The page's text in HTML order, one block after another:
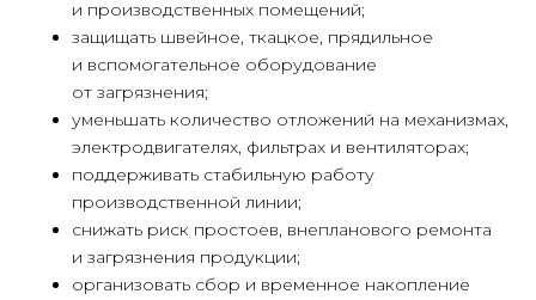
и производственных помещений;
защищать швейное, ткацкое, прядильное
и вспомогательное оборудование
от загрязнения;
уменьшать количество отложений на механизмах,
электродвигателях, фильтрах и вентиляторах;
поддерживать стабильную работу
производственной линии;
снижать риск простоев, внепланового ремонта
и загрязнения продукции;
организовать сбор и временное накопление